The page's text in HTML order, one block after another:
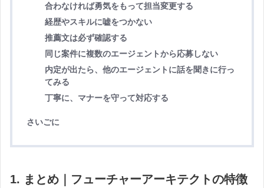
合わなければ勇気をもって担当変更する
経歴やスキルに嘘をつかない
推薦文は必ず確認する
同じ案件に複数のエージェントから応募しない
内定が出たら、他のエージェントに話を聞きに行っ
てみる
丁寧に、マナーを守って対応する
さいごに
1. まとめ｜フューチャーアーキテクトの特徴